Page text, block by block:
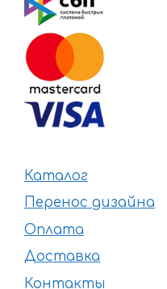
Каталог
Перенос дизайна
Оплата
Доставка
Контакты